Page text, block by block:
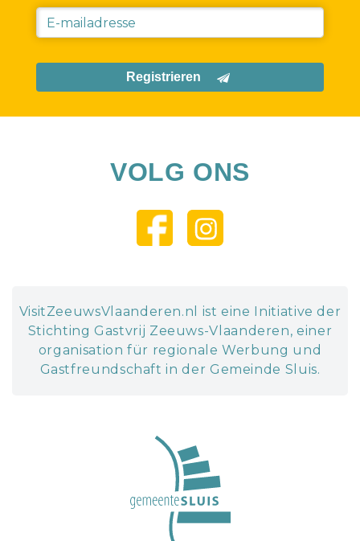
Registrieren
VOLG ONS
VisitZeeuwsVlaanderen.nl ist eine Initiative der
Stichting Gastvrij Zeeuws-Vlaanderen, einer
organisation für regionale Werbung und
Gastfreundschaft in der Gemeinde Sluis.